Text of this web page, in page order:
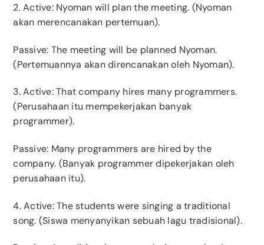
2. Active: Nyoman will plan the meeting. (Nyoman
akan merencanakan pertemuan).
Passive: The meeting will be planned Nyoman.
(Pertemuannya akan direncanakan oleh Nyoman).
3. Active: That company hires many programmers.
(Perusahaan itu mempekerjakan banyak
programmer).
Passive: Many programmers are hired by the
company. (Banyak programmer dipekerjakan oleh
perusahaan itu).
4. Active: The students were singing a traditional
song. (Siswa menyanyikan sebuah lagu tradisional).